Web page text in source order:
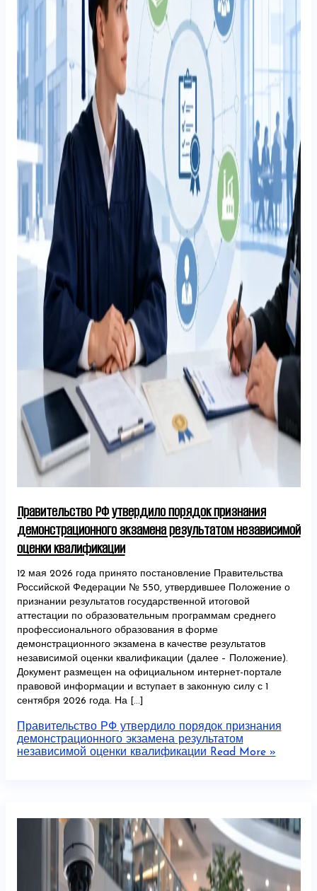
Правительство РФ утвердило порядок признания
демонстрационного экзамена результатом независимой
оценки квалификации
12 мая 2026 года принято постановление Правительства
Российской Федерации № 550, утвердившее Положение о
признании результатов государственной итоговой
аттестации по образовательным программам среднего
профессионального образования в форме
демонстрационного экзамена в качестве результатов
независимой оценки квалификации (далее – Положение).
Документ размещен на официальном интернет-портале
правовой информации и вступает в законную силу с 1
сентября 2026 года. На […]
Правительство РФ утвердило порядок признания
демонстрационного экзамена результатом
независимой оценки квалификации Read More »